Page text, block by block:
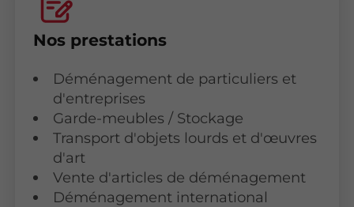
Nos prestations
Déménagement de particuliers et
d'entreprises
Garde-meubles / Stockage
Transport d'objets lourds et d'œuvres
d'art
Vente d'articles de déménagement
Déménagement international